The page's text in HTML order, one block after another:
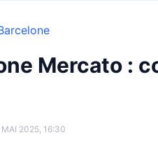
Mercato :
2025, 16:30